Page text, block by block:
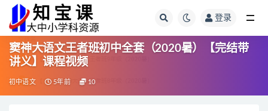
登录
窦神大语文王者班初中全套（2020暑）【完结带
讲义】课程视频
初中语文 5年前 10
全部